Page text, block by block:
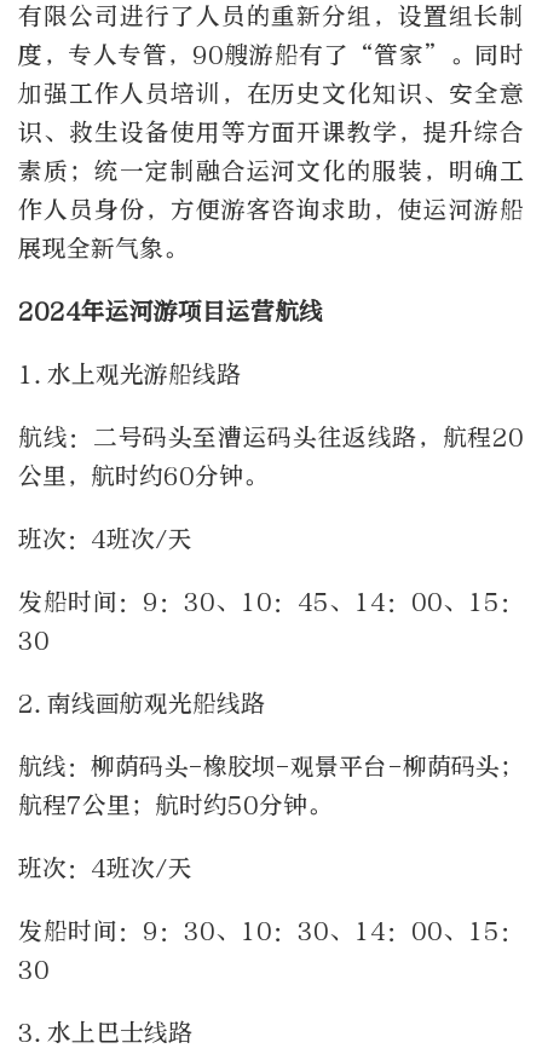
有限公司进行了人员的重新分组，设置组长制
度，专人专管，90艘游船有了“管家”。同时
加强工作人员培训，在历史文化知识、安全意
识、救生设备使用等方面开课教学，提升综合
素质；统一定制融合运河文化的服装，明确工
作人员身份，方便游客咨询求助，使运河游船
展现全新气象。
2024年运河游项目运营航线
1.水上观光游船线路
航线：二号码头至漕运码头往返线路，航程20
公里，航时约60分钟。
班次：4班次/天
发船时间：9：30、10：45、14：00、15：
30
2.南线画舫观光船线路
航线：柳荫码头-橡胶坝-观景平台-柳荫码头；
航程7公里；航时约50分钟。
班次：4班次/天
发船时间：9：30、10：30、14：00、15：
30
3.水上巴士线路